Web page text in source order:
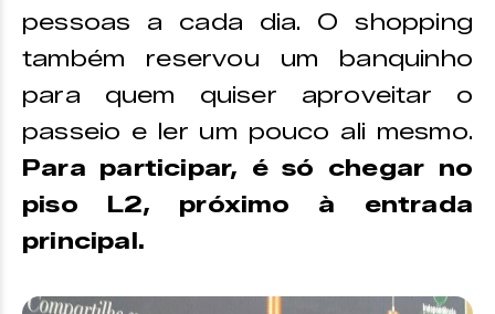
pessoas a cada dia. O shopping
também reservou um banquinho
para quem quiser aproveitar o
passeio e ler um pouco ali mesmo.
Para participar, é só chegar no
piso L2, próximo à entrada
principal.